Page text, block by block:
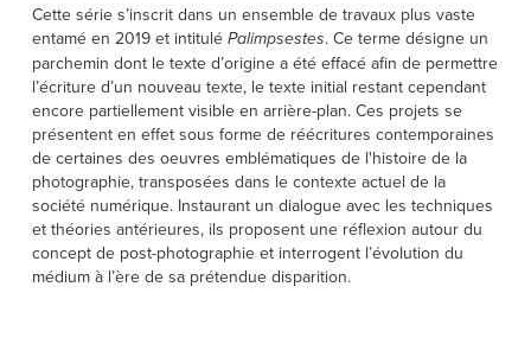
Cette série s’inscrit dans un ensemble de travaux plus vaste
entamé en 2019 et intitulé Palimpsestes. Ce terme désigne un
parchemin dont le texte d’origine a été effacé afin de permettre
l’écriture d’un nouveau texte, le texte initial restant cependant
encore partiellement visible en arrière-plan. Ces projets se
présentent en effet sous forme de réécritures contemporaines
de certaines des oeuvres emblématiques de l'histoire de la
photographie, transposées dans le contexte actuel de la
société numérique. Instaurant un dialogue avec les techniques
et théories antérieures, ils proposent une réflexion autour du
concept de post-photographie et interrogent l’évolution du
médium à l’ère de sa prétendue disparition.